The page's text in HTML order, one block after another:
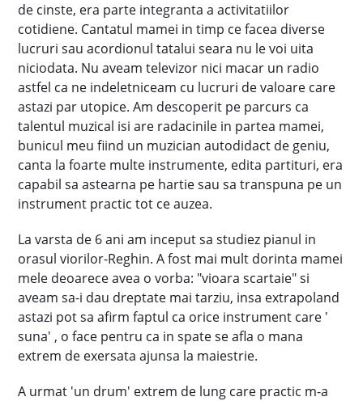
de cinste, era parte integranta a activitatiilor
cotidiene. Cantatul mamei in timp ce facea diverse
lucruri sau acordionul tatalui seara nu le voi uita
niciodata. Nu aveam televizor nici macar un radio
astfel ca ne indeletniceam cu lucruri de valoare care
astazi par utopice. Am descoperit pe parcurs ca
talentul muzical isi are radacinile in partea mamei,
bunicul meu fiind un muzician autodidact de geniu,
canta la foarte multe instrumente, edita partituri, era
capabil sa astearna pe hartie sau sa transpuna pe un
instrument practic tot ce auzea.
La varsta de 6 ani am inceput sa studiez pianul in
orasul viorilor-Reghin. A fost mai mult dorinta mamei
mele deoarece avea o vorba: "vioara scartaie" si
aveam sa-i dau dreptate mai tarziu, insa extrapoland
astazi pot sa afirm faptul ca orice instrument care '
suna' , o face pentru ca in spate se afla o mana
extrem de exersata ajunsa la maiestrie.
A urmat 'un drum' extrem de lung care practic m-a